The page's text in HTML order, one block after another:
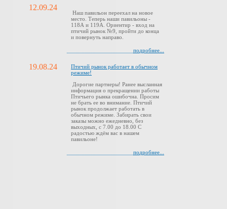
12.09.24
Наш павильон переехал на новое
место. Теперь наши павильоны -
118А и 119А. Ориентир - вход на
птичий рынок №9, пройти до конца
и повернуть направо.
подробнее...
19.08.24
Птичий рынок работает в обычном
режиме!
Дорогие партнеры! Ранее высланная
информация о прекращении работы
Птичьего рынка ошибочна. Просим
не брать ее во внимание. Птичий
рынок продолжает работать в
обычном режиме. Забирать свои
заказы можно ежедневно, без
выходных, с 7.00 до 18.00 С
радостью ждём вас в нашем
павильоне!
подробнее...